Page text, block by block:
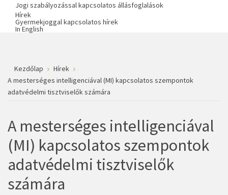
Jogi szabályozással kapcsolatos állásfoglalások
Hírek
Gyermekjoggal kapcsolatos hírek
In English
Kezdőlap
Hírek
A mesterséges intelligenciával (MI) kapcsolatos szempontok
adatvédelmi tisztviselők számára
A mesterséges intelligenciával
(MI) kapcsolatos szempontok
adatvédelmi tisztviselők
számára